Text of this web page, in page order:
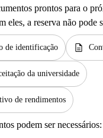
prontos para o
eles, a reserva não pode
de identificação description
da universidade
de rendimentos
podem ser necessários: